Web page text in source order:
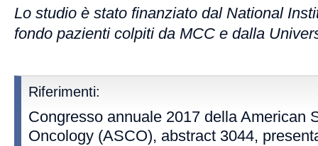
Lo studio è stato finanziato dal National
fondo pazienti colpiti da MCC e dalla
Riferimenti:
Congresso annuale 2017 della American
Oncology (ASCO), abstract 3044,